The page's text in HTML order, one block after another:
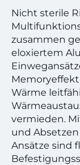
Nicht sterile
zusammen
eloxiertem
Wärme
vermieden.
und
Ansätze sind